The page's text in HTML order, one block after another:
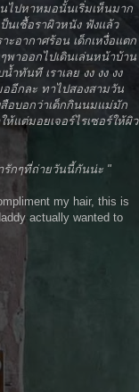
ไปหาหมอนั้นเริ่มเห็นมาก
นเชื้อราผิวหนัง ฟังแล้ว
ะอากาศร้อน เด็กเหงื่อแตก
พาออกไปเดินเล่นหน้าบ้าน
ทันที เราเลย งง งง งง
อีกละ ทาไปสองสามวัน
อบอกว่าเด็กกินนมแม่มัก
แต่มอยเจอร์ไรเซอร์ให้ผิว
รักๆที่ถ่ายวันนี้กันน่ะ "
my hair, this is
actually wanted to